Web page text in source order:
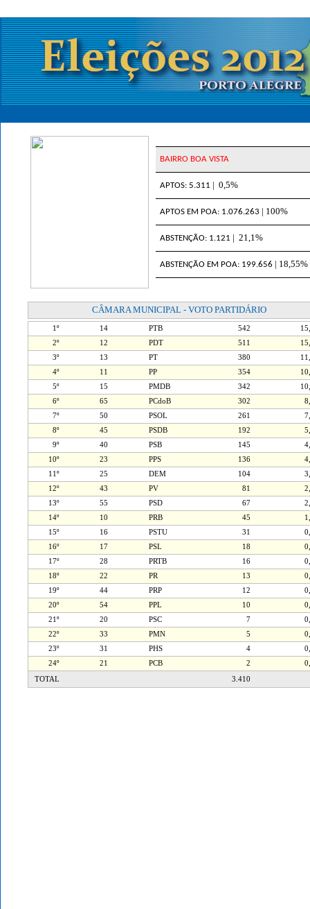
BAIRRO BOA VISTA
APTOS: 5.311 | 0,5%
APTOS EM POA: 1.076.263 | 100%
ABSTENÇÃO: 1.121 | 21,1%
ABSTENÇÃO EM POA: 199.656 | 18,55%
CÂMARA MUNICIPAL - VOTO PARTIDÁRIO
1º 14 PTB 542
2º
12 PDT 511
3º
13 PT 380
4º
11 PP 354
5º
15 PMDB 342
6º
65 PCdoB 302
7º
50 PSOL 261
8º
45 PSDB 192
9º
40 PSB 145
10º
23 PPS 136
11º
25 DEM 104
12º
43 PV 81
13º
55 PSD 67
14º
10 PRB 45
15º
16 PSTU 31
16º
17 PSL 18
17º
28 PRTB 16
18º
22 PR 13
19º
44 PRP 12
20º
54 PPL 10
21º
20 PSC 7
22º
33 PMN 5
23º
31 PHS 4
24º
21 PCB 2
TOTAL 3.410